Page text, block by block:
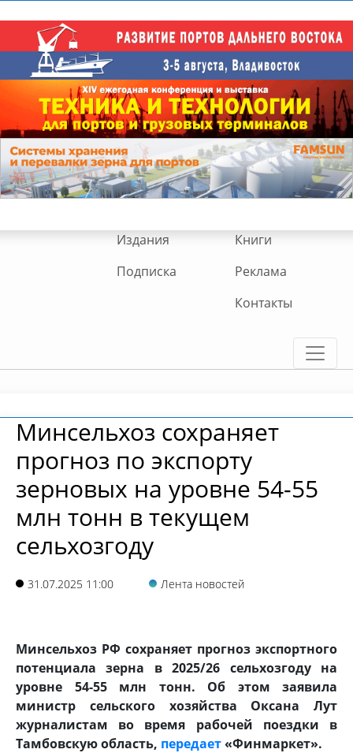
Издания
Книги
Подписка
Реклама
Контакты
Минсельхоз сохраняет
прогноз по экспорту
зерновых на уровне 54-55
млн тонн в текущем
сельхозгоду
31.07.2025 11:00 Лента новостей
Минсельхоз РФ сохраняет прогноз экспортного
потенциала зерна в 2025/26 сельхозгоду на
уровне 54-55 млн тонн. Об этом заявила
министр сельского хозяйства Оксана Лут
журналистам во время рабочей поездки в
Тамбовскую область, передает«Финмаркет».